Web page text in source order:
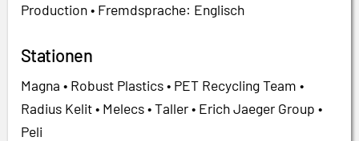
Production • Fremdsprache: Englisch
Stationen
Magna • Robust Plastics • PET Recycling Team •
Radius Kelit • Melecs • Taller • Erich Jaeger Group •
Peli